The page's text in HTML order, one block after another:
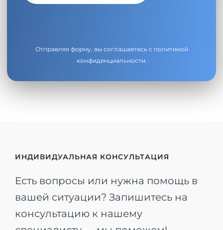
Отправляя форму, вы соглашаетесь с политикой
конфиденциальности.
ИНДИВИДУАЛЬНАЯ КОНСУЛЬТАЦИЯ
Есть вопросы или нужна помощь в
вашей ситуации? Запишитесь на
консультацию к нашему